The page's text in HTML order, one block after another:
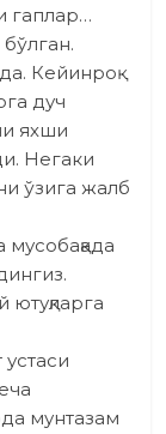
гаплар…
Кейинроқ
дуч
яхши
Негаки
ўзига жалб
мусобақада
мунтазам